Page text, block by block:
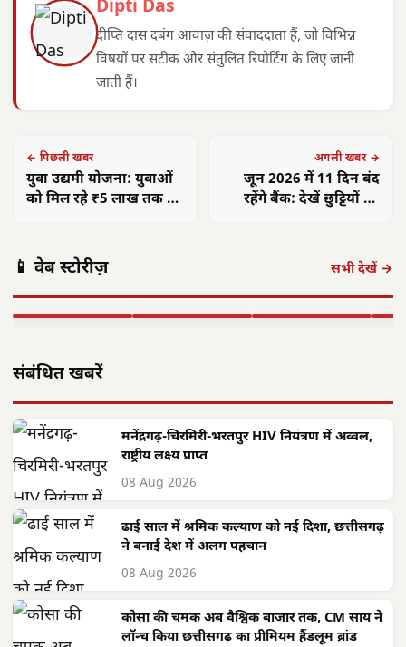
Dipti Das
दीप्ति दास दबंग आवाज़ की संवाददाता हैं, जो विभिन्न
विषयों पर सटीक और संतुलित रिपोर्टिंग के लिए जानी
जाती हैं।
← पिछली खबर
युवा उद्यमी योजना: युवाओं
को मिल रहे ₹5 लाख तक के
अगली खबर →
जून 2026 में 11 दिन बंद
रहेंगे बैंक: देखें छुट्टियों की
📱 वेब स्टोरीज़ सभी देखें →
अगस्त को अलवर
की…
वेशभूषा में…
यादव का सम्मान:
रजत पदक…
संबंधित खबरें
मनेंद्रगढ़-चिरमिरी-भरतपुर HIV नियंत्रण में अव्वल,
राष्ट्रीय लक्ष्य प्राप्त
08 Aug 2026
ढाई साल में श्रमिक कल्याण को नई दिशा, छत्तीसगढ़
ने बनाई देश में अलग पहचान
08 Aug 2026
कोसा की चमक अब वैश्विक बाजार तक, CM साय ने
लॉन्च किया छत्तीसगढ़ का प्रीमियम हैंडलूम ब्रांड